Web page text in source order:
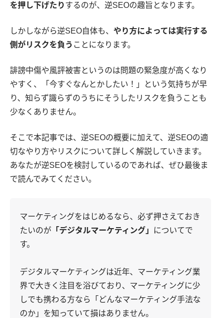
を押し下げたり するのが、逆SEOの趣旨となります。
しかしながら逆SEO自体も、 やり方によっては実行する
側がリスクを負う ことになります。
誹謗中傷や風評被害というのは問題の緊急度が高くなり
やすく、「今すぐなんとかしたい！」という気持ちが早
り、知らず識らずのうちにそうしたリスクを負うことも
少なくありません。
そこで本記事では、逆SEOの概要に加えて、逆SEOの適
切なやり方やリスクについて詳しく解説していきます。
あなたが逆SEOを検討しているのであれば、ぜひ最後ま
で読んでみてください。
マーケティングをはじめるなら、必ず押さえておき
たいのが 「デジタルマーケティング」
についてで
す。
デジタルマーケティングは近年、マーケティング業
界で大きく注目を浴びており、マーケティングに少
しでも携わる方なら「どんなマーケティング手法な
のか」を知っていて損はありません。